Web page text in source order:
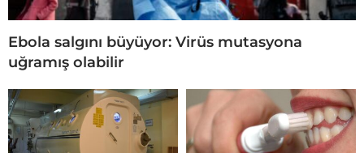
Ebola salgını büyüyor: Virüs mutasyona
uğramış olabilir